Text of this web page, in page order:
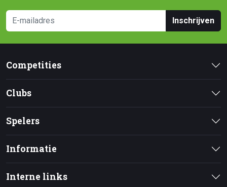
Inschrijven
Competities
Clubs
Spelers
Informatie
Interne links